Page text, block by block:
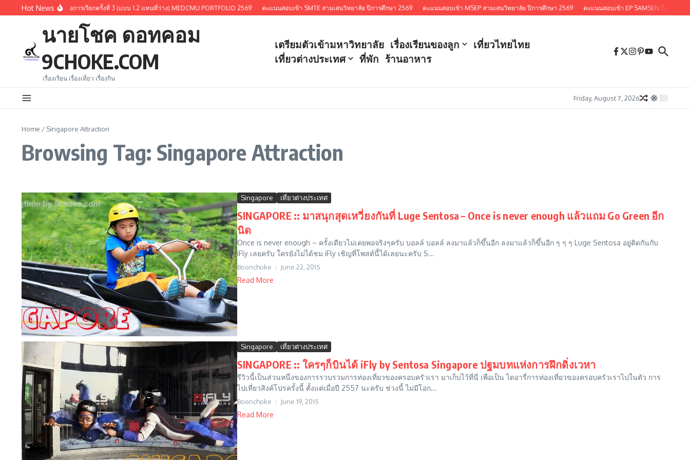
Skip to content
Hot News
การคัดเลือกรอบ 1.3 หรือการเรียกครั้งที่ 3 (แบบ 1.2 แทนที่ว่าง) MEDCMU PORTFOLIO 2569 คะแนนสอบเข้า SMTE สามเสนวิทยาลัย ปีการศึกษา 2569 คะแนนสอบเข้า MSEP สามเสนวิทยาลัย ปีการศึกษา 2569 คะแนนสอบเข้า EP SAMSEN ปีการศึกษา
นายโชค ดอทคอม
9CHOKE.COM
เรื่องเรียน เรื่องเที่ยว เรื่องกิน
เตรียมตัวเข้ามหาวิทยาลัย เรื่องเรียนของลูก
เที่ยวไทยไทย
เที่ยวต่างประเทศ
ที่พัก ร้านอาหาร
Friday, August 7, 2026
Home / Singapore Attraction
Browsing Tag: Singapore Attraction
Singapore เที่ยวต่างประเทศ
SINGAPORE :: มาสนุกสุดเหวี่ยงกันที่ Luge Sentosa – Once is never enough แล้วแถม Go Green อีก
นิด
Once is never enough – ครั้งเดียวไม่เคยพอจริงๆครับ บอลล์ บอลล์ ลงมาแล้วก็ขึ้นอีก ลงมาแล้วก็ขึ้นอีก ๆ ๆ ๆ Luge Sentosa อยู่ติดกันกับ
iFly เลยครับ ใครยังไม่ได้ชม iFly เชิญที่โพสต์นี้ได้เลยนะครับ S...
Boonchoke June 22, 2015
Read More
Singapore เที่ยวต่างประเทศ
SINGAPORE :: ใครๆก็บินได้ iFly by Sentosa Singapore ปฐมบทแห่งการฝึกดิ่งเวหา
รีวิวนี้เป็นส่วนหนึ่งของการรวบรวมการท่องเที่ยวของครอบครัวเรา มาเก็บไว้ที่นี่ เพื่อเป็น ไดอารี่การท่องเที่ยวของครอบครัวเราไปในตัว การ
ไปเที่ยวสิงค์โปรครั้งนี้ ตั้งแต่เมื่อปี 2557 นะครับ ช่วงนี้ ไม่มีโอก...
Boonchoke June 19, 2015
Read More